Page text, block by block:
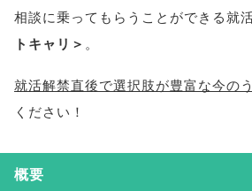
相談に乗ってもらうことができる就
トキャリ＞ 。
就活解禁直後で選択肢が豊富な今の
ください！
概要